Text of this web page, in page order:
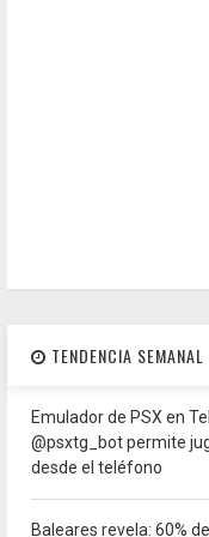
TENDENCIA SEMANAL
Emulador de PSX en
@psxtg_bot permite
desde el teléfono
Baleares revela: 60%